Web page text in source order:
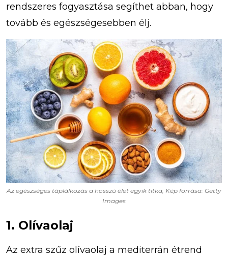
rendszeres fogyasztása segíthet abban, hogy
tovább és egészségesebben élj.
Az egészséges táplálkozás a hosszú élet egyik titka, Kép forrása: Getty
Images
1. Olívaolaj
Az extra szűz olívaolaj a mediterrán étrend